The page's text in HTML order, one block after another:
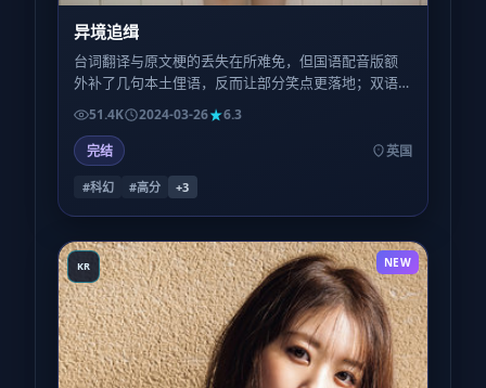
异境追缉
台词翻译与原文梗的丢失在所难免，但国语配音版额
外补了几句本土俚语，反而让部分笑点更落地；双语
观众可对比两版，体验「平行宇宙」式的微妙差异。
51.4K 2024-03-26
6.3
完结
英国
#科幻 #高分 +3
KR NEW